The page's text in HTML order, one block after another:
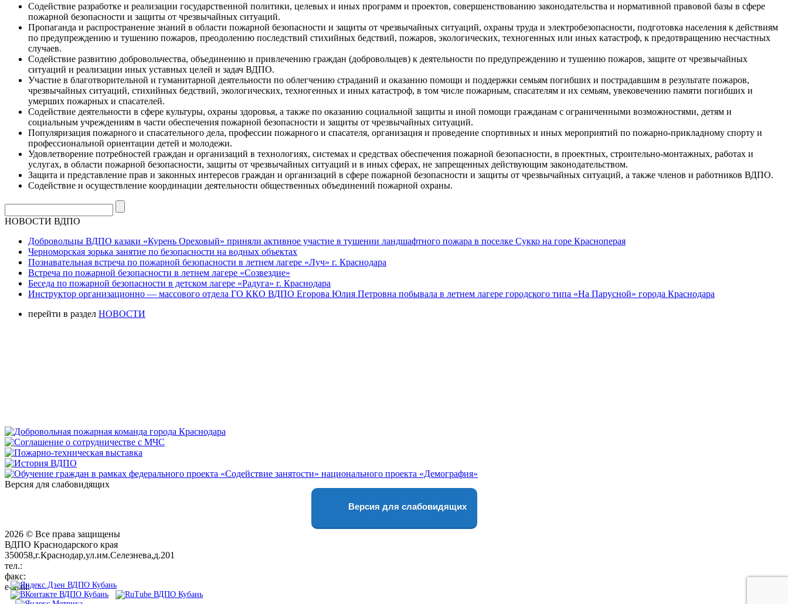
Содействие разработке и реализации государственной политики, целевых и иных программ и проектов, совершенствованию законодательства и нормативной правовой базы в сфере
пожарной безопасности и защиты от чрезвычайных ситуаций.
Пропаганда и распространение знаний в области пожарной безопасности и защиты от чрезвычайных ситуаций, охраны труда и электробезопасности, подготовка населения к действиям
по предупреждению и тушению пожаров, преодолению последствий стихийных бедствий, пожаров, экологических, техногенных или иных катастроф, к предотвращению несчастных
случаев.
Содействие развитию добровольчества, объединению и привлечению граждан (добровольцев) к деятельности по предупреждению и тушению пожаров, защите от чрезвычайных
ситуаций и реализации иных уставных целей и задач ВДПО.
Участие в благотворительной и гуманитарной деятельности по облегчению страданий и оказанию помощи и поддержки семьям погибших и пострадавшим в результате пожаров,
чрезвычайных ситуаций, стихийных бедствий, экологических, техногенных и иных катастроф, в том числе пожарным, спасателям и их семьям, увековечению памяти погибших и
умерших пожарных и спасателей.
Содействие деятельности в сфере культуры, охраны здоровья, а также по оказанию социальной защиты и иной помощи гражданам с ограниченными возможностями, детям и
социальным учреждениям в части обеспечения пожарной безопасности и защиты от чрезвычайных ситуаций.
Популяризация пожарного и спасательного дела, профессии пожарного и спасателя, организация и проведение спортивных и иных мероприятий по пожарно-прикладному спорту и
профессиональной ориентации детей и молодежи.
Удовлетворение потребностей граждан и организаций в технологиях, системах и средствах обеспечения пожарной безопасности, в проектных, строительно-монтажных, работах и
услугах, в области пожарной безопасности, защиты от чрезвычайных ситуаций и в иных сферах, не запрещенных действующим законодательством.
Защита и представление прав и законных интересов граждан и организаций в сфере пожарной безопасности и защиты от чрезвычайных ситуаций, а также членов и работников ВДПО.
Содействие и осуществление координации деятельности общественных объединений пожарной охраны.
НОВОСТИ ВДПО
Добровольцы ВДПО казаки «Курень Ореховый» приняли активное участие в тушении ландшафтного пожара в поселке Сукко на горе Красноперая
Черноморская зорька занятие по безопасности на водных объектах
Познавательная встреча по пожарной безопасности в летнем лагере «Луч» г. Краснодара
Встреча по пожарной безопасности в летнем лагере «Созвездие»
Беседа по пожарной безопасности в детском лагере «Радуга» г. Краснодара
Инструктор организационно — массового отдела ГО ККО ВДПО Егорова Юлия Петровна побывала в летнем лагере городского типа «На Парусной» города Краснодара
перейти в раздел НОВОСТИ
Версия для слабовидящих
Версия для слабовидящих
2026 © Все права защищены
ВДПО Краснодарского края
350058,г.Краснодар,ул.им.Селезнева,д.201
тел.:
факс:
e-mail:01@vdpokuban.ru